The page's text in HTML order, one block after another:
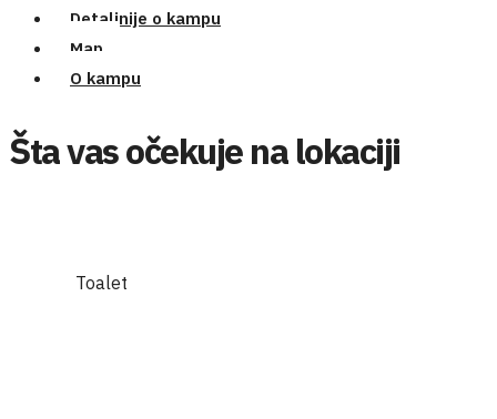
Detaljnije o kampu
Map
O kampu
Šta vas očekuje na lokaciji
Toalet